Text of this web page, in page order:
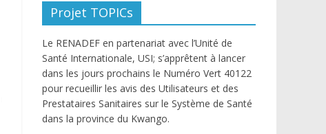
Projet TOPICs
Le RENADEF en partenariat avec l’Unité de
Santé Internationale, USI; s’apprêtent à lancer
dans les jours prochains le Numéro Vert 40122
pour recueillir les avis des Utilisateurs et des
Prestataires Sanitaires sur le Système de Santé
dans la province du Kwango.